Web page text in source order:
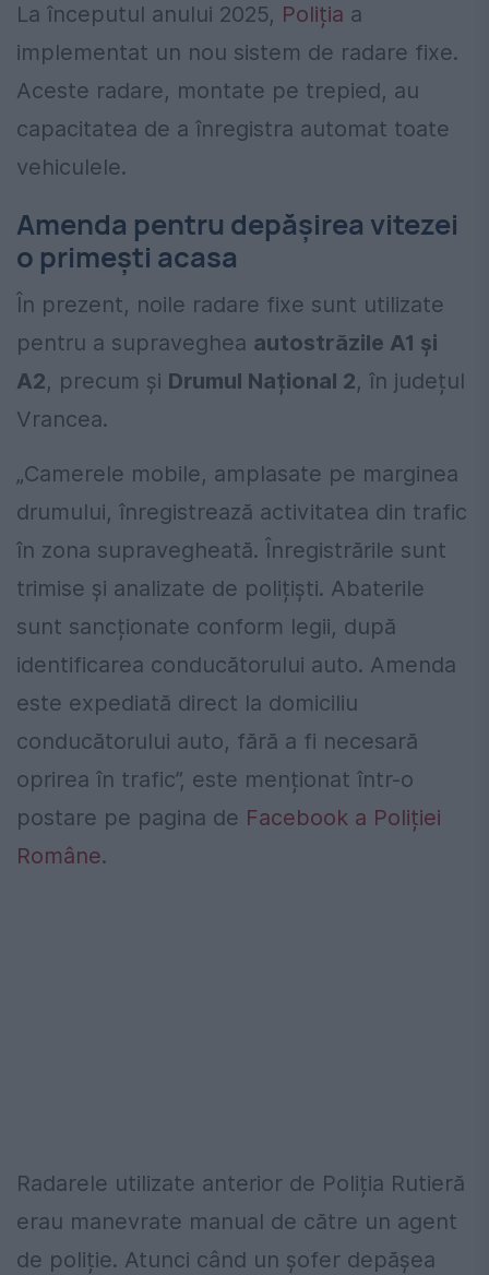
La începutul anului 2025, Poliția a
implementat un nou sistem de radare fixe.
Aceste radare, montate pe trepied, au
capacitatea de a înregistra automat toate
vehiculele.
Amenda pentru depășirea vitezei
o primești acasa
În prezent, noile radare fixe sunt utilizate
pentru a supraveghea autostrăzile A1 și
A2, precum și Drumul Național 2, în județul
Vrancea.
„Camerele mobile, amplasate pe marginea
drumului, înregistrează activitatea din trafic
în zona supravegheată. Înregistrările sunt
trimise și analizate de polițiști. Abaterile
sunt sancționate conform legii, după
identificarea conducătorului auto. Amenda
este expediată direct la domiciliu
conducătorului auto, fără a fi necesară
oprirea în trafic”, este menționat într-o
postare pe pagina de Facebook a Poliției
Române.
Radarele utilizate anterior de Poliția Rutieră
erau manevrate manual de către un agent
de poliție. Atunci când un șofer depășea